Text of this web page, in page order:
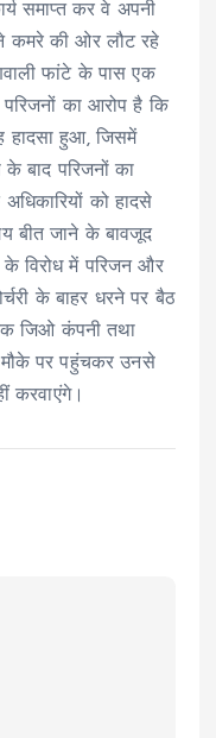
समाप्त कर वे अपनी
कमरे की ओर लौट रहे
फांटे के पास एक
का आरोप है कि
हादसा हुआ, जिसमें
बाद परिजनों का
को हादसे
बीत जाने के बावजूद
के विरोध में परिजन और
के बाहर धरने पर बैठ
जिओ कंपनी तथा
मौके पर पहुंचकर उनसे
करवाएंगे।